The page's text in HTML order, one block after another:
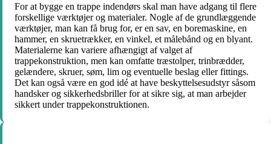
For at bygge en trappe indendørs skal man have adgang til flere
forskellige værktøjer og materialer. Nogle af de grundlæggende
værktøjer, man kan få brug for, er en sav, en boremaskine, en
hammer, en skruetrækker, en vinkel, et målebånd og en blyant.
Materialerne kan variere afhængigt af valget af
trappekonstruktion, men kan omfatte træstolper, trinbrædder,
gelændere, skruer, søm, lim og eventuelle beslag eller fittings.
Det kan også være en god idé at have beskyttelsesudstyr såsom
handsker og sikkerhedsbriller for at sikre sig, at man arbejder
sikkert under trappekonstruktionen.